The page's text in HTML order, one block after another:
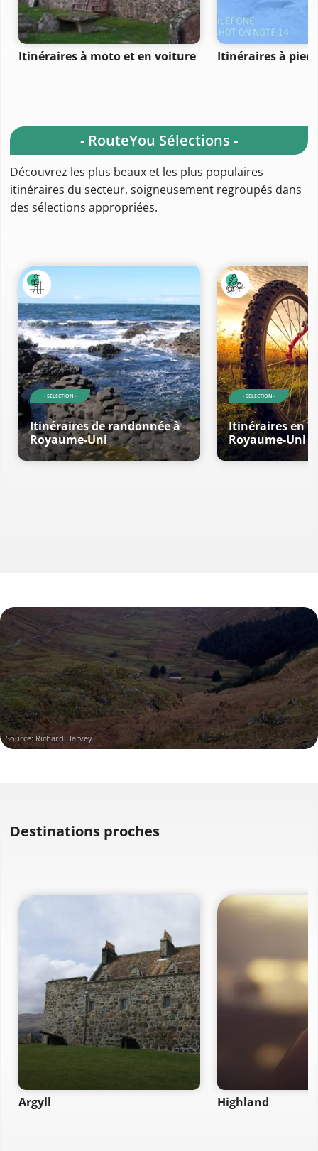
Itinéraires à moto et en voiture Itinéraires à pied
- RouteYou Sélections -
Découvrez les plus beaux et les plus populaires
itinéraires du secteur, soigneusement regroupés dans
des sélections appropriées.
- SELECTION -
Itinéraires de randonnée à
Royaume-Uni
- SELECTION -
Itinéraires en
Royaume-Uni
Source: Richard Harvey
Destinations proches
Argyll Highland